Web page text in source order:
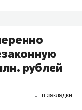
рублей